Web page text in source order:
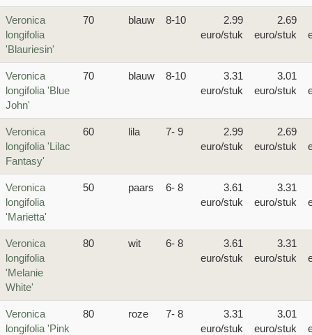
Veronica
longifolia
'Blauriesin'
70 blauw 8-10
2.99
euro/stuk
2.69
euro/stuk
Veronica
longifolia 'Blue
John'
70 blauw 8-10
3.31
euro/stuk
3.01
euro/stuk
Veronica
longifolia 'Lilac
Fantasy'
60 lila 7- 9
2.99
euro/stuk
2.69
euro/stuk
Veronica
longifolia
'Marietta'
50 paars 6- 8
3.61
euro/stuk
3.31
euro/stuk
Veronica
longifolia
'Melanie
White'
80 wit 6- 8
3.61
euro/stuk
3.31
euro/stuk
Veronica
longifolia 'Pink
80 roze 7- 8
3.31
euro/stuk
3.01
euro/stuk